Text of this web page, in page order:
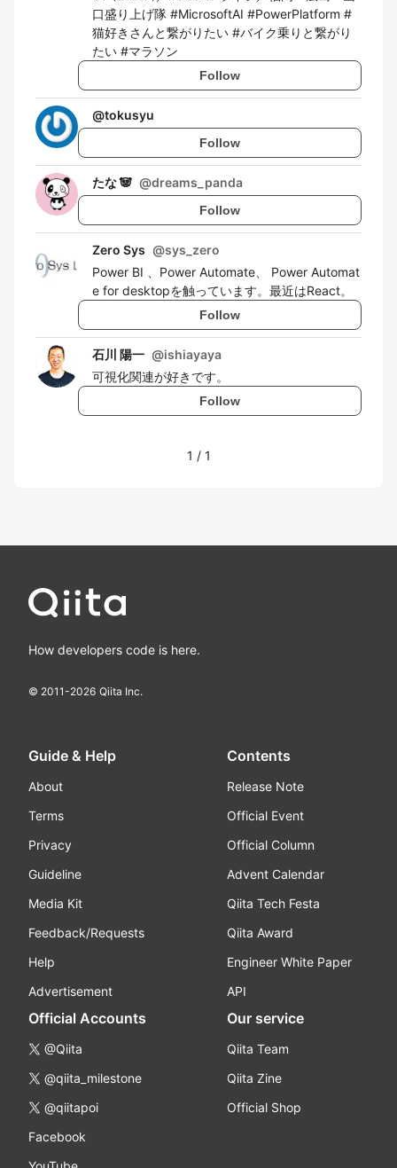
口盛り上げ隊 #MicrosoftAI #PowerPlatform #
猫好きさんと繋がりたい #バイク乗りと繋がり
たい #マラソン
Follow
@tokusyu
Follow
たな 🐼 @dreams_panda
Follow
Zero Sys @sys_zero
Power BI 、Power Automate、 Power Automat
e for desktopを触っています。最近はReact。
Follow
石川 陽一 @ishiayaya
可視化関連が好きです。
Follow
1 / 1
How developers code is here.
© 2011-2026 Qiita Inc.
Guide & Help
About
Terms
Privacy
Guideline
Media Kit
Feedback/Requests
Help
Advertisement
Contents
Release Note
Official Event
Official Column
Advent Calendar
Qiita Tech Festa
Qiita Award
Engineer White Paper
API
Official Accounts
@Qiita
@qiita_milestone
@qiitapoi
Facebook
Our service
Qiita Team
Qiita Zine
Official Shop